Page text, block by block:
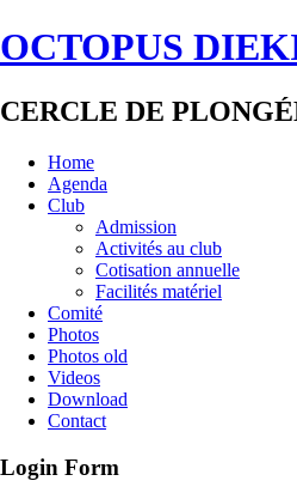
OCTOPUS
CERCLE DE
Home
Agenda
Club
Admission
Activités au club
Cotisation annuelle
Facilités matériel
Comité
Photos
Photos old
Videos
Download
Contact
Login Form